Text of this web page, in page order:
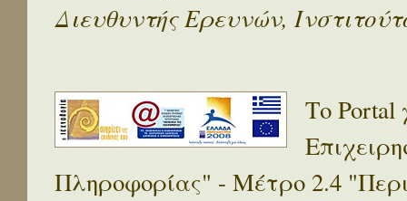
Διευθυντής Ερευνών,
Το Portal
Πληροφορίας" - Μέτρο 2.4